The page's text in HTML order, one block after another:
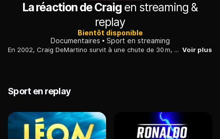
La réaction de Craigen streaming &
replay
Bientôt disponible
Documentaires
Sport en streaming
En 2002, Craig DeMartino survit à une chute de 30 m, perd une jambe, mais choisit de continuer à grimper. Il devient un pionnier de l’escalade handisport et inspire d’autres athlètes à dépasser leurs limites. Voir plus
Sport en replay